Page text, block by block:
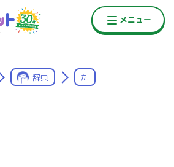
辞典 た